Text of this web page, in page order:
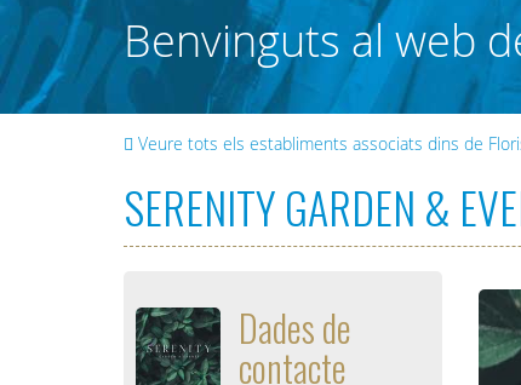
Benvinguts al web
Veure tots els establiments associats dins de
SERENITY GARDEN &
Dades de
contacte